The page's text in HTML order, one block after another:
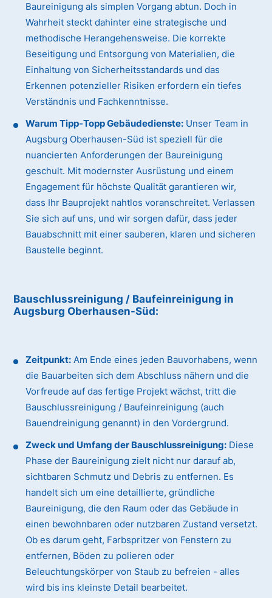
Baureinigung als simplen Vorgang abtun. Doch in
Wahrheit steckt dahinter eine strategische und
methodische Herangehensweise. Die korrekte
Beseitigung und Entsorgung von Materialien, die
Einhaltung von Sicherheitsstandards und das
Erkennen potenzieller Risiken erfordern ein tiefes
Verständnis und Fachkenntnisse.
Warum Tipp-Topp Gebäudedienste: Unser Team in
Augsburg Oberhausen-Süd ist speziell für die
nuancierten Anforderungen der Baureinigung
geschult. Mit modernster Ausrüstung und einem
Engagement für höchste Qualität garantieren wir,
dass Ihr Bauprojekt nahtlos voranschreitet. Verlassen
Sie sich auf uns, und wir sorgen dafür, dass jeder
Bauabschnitt mit einer sauberen, klaren und sicheren
Baustelle beginnt.
Bauschlussreinigung / Baufeinreinigung in
Augsburg Oberhausen-Süd:
Zeitpunkt: Am Ende eines jeden Bauvorhabens, wenn
die Bauarbeiten sich dem Abschluss nähern und die
Vorfreude auf das fertige Projekt wächst, tritt die
Bauschlussreinigung / Baufeinreinigung (auch
Bauendreinigung genannt) in den Vordergrund.
Zweck und Umfang der Bauschlussreinigung: Diese
Phase der Baureinigung zielt nicht nur darauf ab,
sichtbaren Schmutz und Debris zu entfernen. Es
handelt sich um eine detaillierte, gründliche
Baureinigung, die den Raum oder das Gebäude in
einen bewohnbaren oder nutzbaren Zustand versetzt.
Ob es darum geht, Farbspritzer von Fenstern zu
entfernen, Böden zu polieren oder
Beleuchtungskörper von Staub zu befreien - alles
wird bis ins kleinste Detail bearbeitet.